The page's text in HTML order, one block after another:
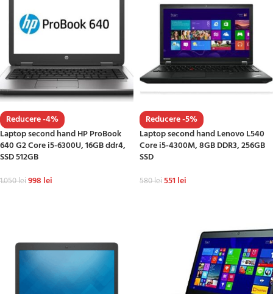
Reducere -4%
Laptop second hand HP ProBook
640 G2 Core i5-6300U, 16GB ddr4,
SSD 512GB
1.050lei998 lei
Reducere -5%
Laptop second hand Lenovo L540
Core i5-4300M, 8GB DDR3, 256GB
SSD
580lei551 lei